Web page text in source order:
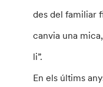
des del familiar
canvia una
li”.
En els últims